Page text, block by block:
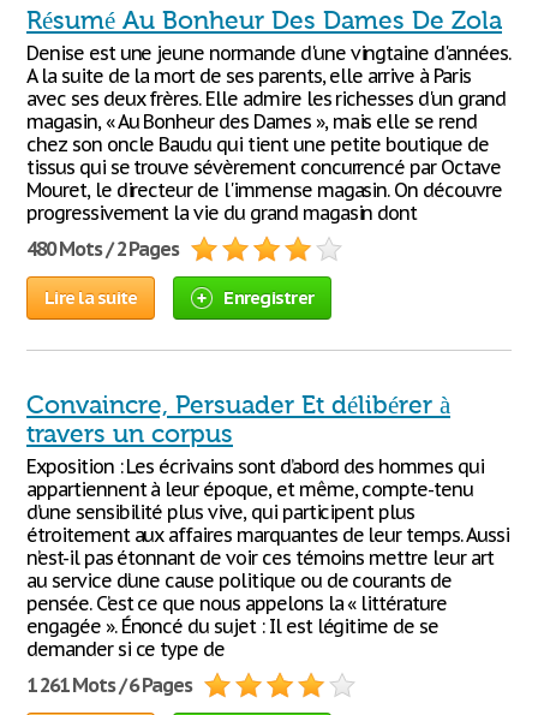
Résumé Au Bonheur Des Dames De Zola
Denise est une jeune normande d'une vingtaine d'années.
A la suite de la mort de ses parents, elle arrive à Paris
avec ses deux frères. Elle admire les richesses d'un grand
magasin, « Au Bonheur des Dames », mais elle se rend
chez son oncle Baudu qui tient une petite boutique de
tissus qui se trouve sévèrement concurrencé par Octave
Mouret, le directeur de l'immense magasin. On découvre
progressivement la vie du grand magasin dont
480 Mots / 2 Pages
Lire la suite Enregistrer
Convaincre, Persuader Et délibérer à
travers un corpus
Exposition : Les écrivains sont d’abord des hommes qui
appartiennent à leur époque, et même, compte-tenu
d’une sensibilité plus vive, qui participent plus
étroitement aux affaires marquantes de leur temps. Aussi
n’est-il pas étonnant de voir ces témoins mettre leur art
au service d’une cause politique ou de courants de
pensée. C’est ce que nous appelons la « littérature
engagée ». Énoncé du sujet : Il est légitime de se
demander si ce type de
1 261 Mots / 6 Pages